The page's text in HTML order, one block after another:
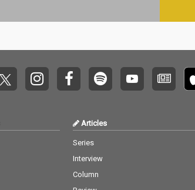
Articles
Series
Interview
Column